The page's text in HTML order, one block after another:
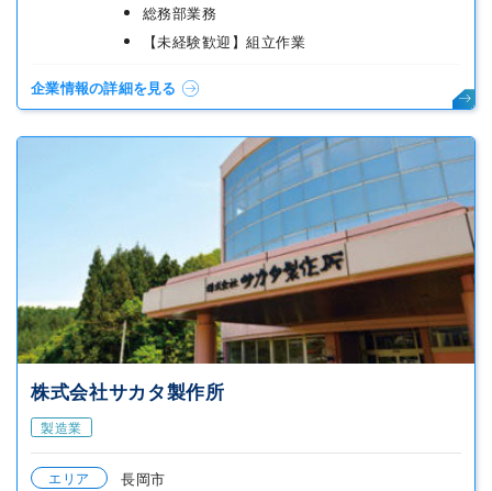
総務部業務
【未経験歓迎】組立作業
企業情報の詳細を見る
株式会社サカタ製作所
製造業
エリア 長岡市